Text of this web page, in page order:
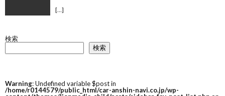
[…]
検索
検索
Warning: Undefined variable $post in
/home/r0144579/public_html/car-anshin-navi.co.jp/wp-